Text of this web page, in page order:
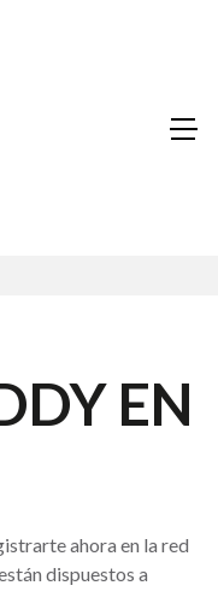
EN
ahora en la red
dispuestos a